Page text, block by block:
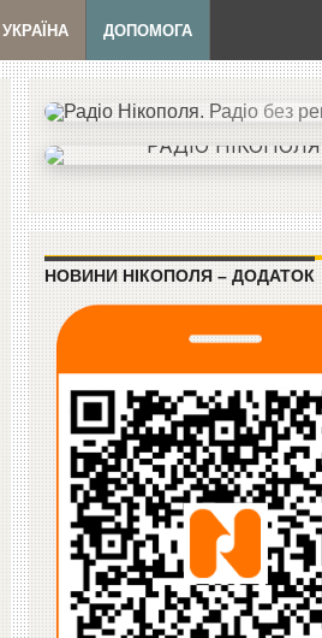
УКРАЇНА ДОПОМОГА
НОВИНИ НІКОПОЛЯ – ДОДАТОК